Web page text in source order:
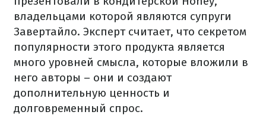
владельцами которой являются супруги
Завертайло. Эксперт считает, что секретом
популярности этого продукта является
много уровней смысла, которые вложили в
него авторы – они и создают
дополнительную ценность и
долговременный спрос.